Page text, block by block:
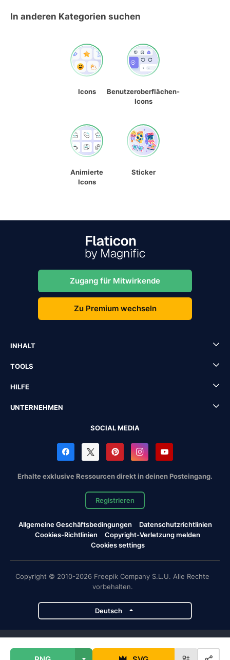
In anderen Kategorien suchen
Icons
Benutzeroberflächen-
Icons
Animierte
Icons
Sticker
Zugang für Mitwirkende
Zu Premium wechseln
INHALT
TOOLS
HILFE
UNTERNEHMEN
SOCIAL MEDIA
Erhalte exklusive Ressourcen direkt in deinen Posteingang.
Registrieren
Allgemeine Geschäftsbedingungen
Datenschutzrichtlinien
Cookies-Richtlinien
Copyright-Verletzung melden
Cookies settings
Copyright © 2010-2026 Freepik Company S.L.U. Alle Rechte
vorbehalten.
Deutsch